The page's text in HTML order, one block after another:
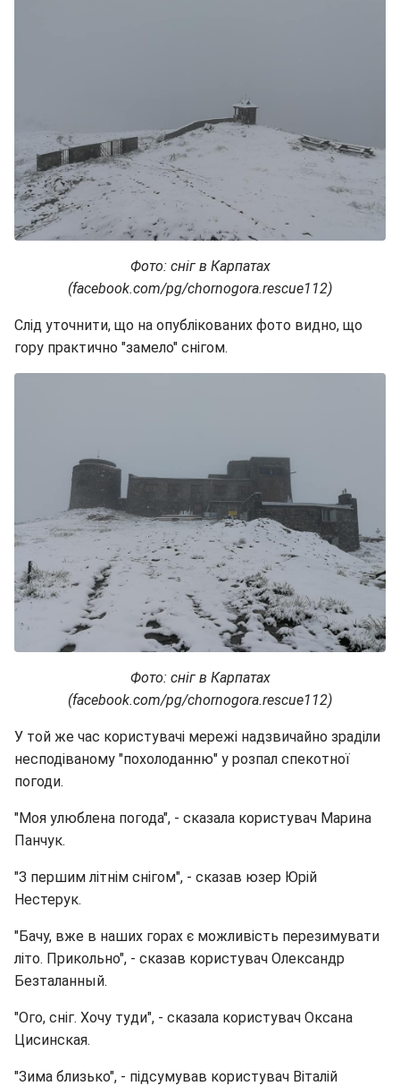
Фото: сніг в Карпатах
(facebook.com/pg/chornogora.rescue112)
Слід уточнити, що на опублікованих фото видно, що
гору практично "замело" снігом.
Фото: сніг в Карпатах
(facebook.com/pg/chornogora.rescue112)
У той же час користувачі мережі надзвичайно зраділи
несподіваному "похолоданню" у розпал спекотної
погоди.
"Моя улюблена погода", - сказала користувач Марина
Панчук.
"З першим літнім снігом", - сказав юзер Юрій
Нестерук.
"Бачу, вже в наших горах є можливість перезимувати
літо. Прикольно", - сказав користувач Олександр
Безталанный.
"Ого, сніг. Хочу туди", - сказала користувач Оксана
Цисинская.
"Зима близько", - підсумував користувач Віталій